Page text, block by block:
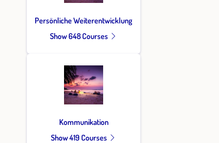
Persönliche Weiterentwicklung
Show 648 Courses
Kommunikation
Show 419 Courses